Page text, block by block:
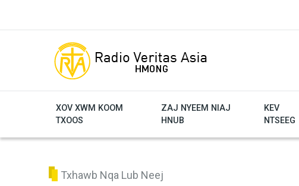
XOV XWM KOOM
TXOOS
ZAJ NYEEM NIAJ
HNUB
KEV
NTSEEG
Txhawb Nqa Lub Neej